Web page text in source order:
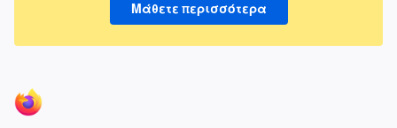
Μάθετε περισσότερα